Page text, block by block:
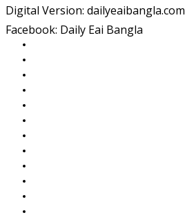
Digital Version: dailyeaibangla.com
Facebook: Daily Eai Bangla